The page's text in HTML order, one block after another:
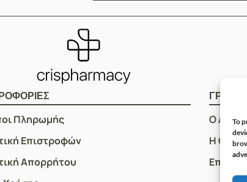
To
Πληρωμής
Επιστροφών
Απορρήτου
Ο
Η